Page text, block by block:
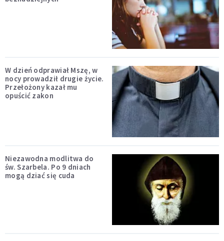
W dzień odprawiał Mszę, w
nocy prowadził drugie życie.
Przełożony kazał mu
opuścić zakon
Niezawodna modlitwa do
św. Szarbela. Po 9 dniach
mogą dziać się cuda